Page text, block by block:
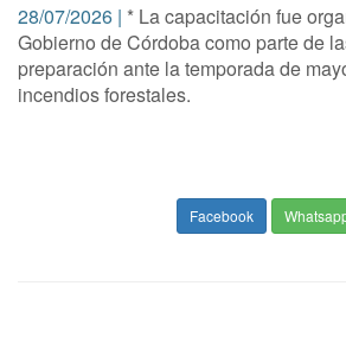
28/07/2026 | * La capacitación fue
Gobierno de Córdoba como parte de
preparación ante la temporada de
incendios forestales.
Facebook